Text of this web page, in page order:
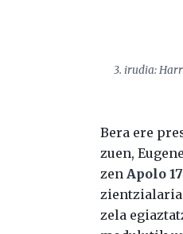
3. irudia:
Bera ere
zuen,
zen Apolo
zientzialaria
zela